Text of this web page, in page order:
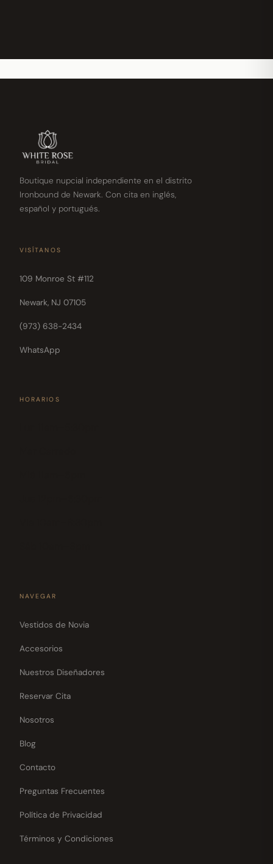
Boutique nupcial independiente en el distrito
Ironbound de Newark. Con cita en inglés,
español y portugués.
VISÍTANOS
109 Monroe St #112
Newark, NJ 07105
(973) 638-2434
WhatsApp
HORARIOS
NAVEGAR
Vestidos de Novia
Accesorios
Nuestros Diseñadores
Reservar Cita
Nosotros
Blog
Contacto
Preguntas Frecuentes
Política de Privacidad
Términos y Condiciones